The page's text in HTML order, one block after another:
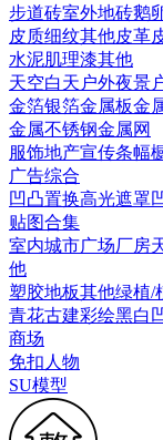
步道砖室外地砖鹅
皮质细纹其他皮革
水泥肌理漆其他
天空白天户外夜景
金箔银箔金属板金
金属不锈钢金属网
服饰地产宣传条幅
广告综合
凹凸置换高光遮罩
贴图合集
室内城市广场厂房
他
塑胶地板其他绿植/
青花古建彩绘黑白
商场
免扣人物
SU模型